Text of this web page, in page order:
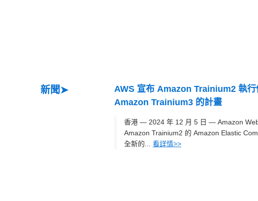
新聞➤
AWS 宣布 Amazon Trainium2 執
Amazon Trainium3 的計畫
香港 — 2024 年 12 月 5 日 — Amazon
Amazon Trainium2 的 Amazon Elastic
全新的... 看詳情>>